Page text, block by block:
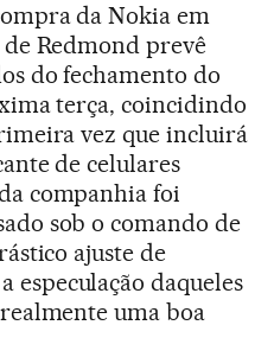
da Nokia em
Redmond prevê
do fechamento do
terça, coincidindo
vez que incluirá
de celulares
companhia foi
sob o comando de
ajuste de
especulação daqueles
uma boa